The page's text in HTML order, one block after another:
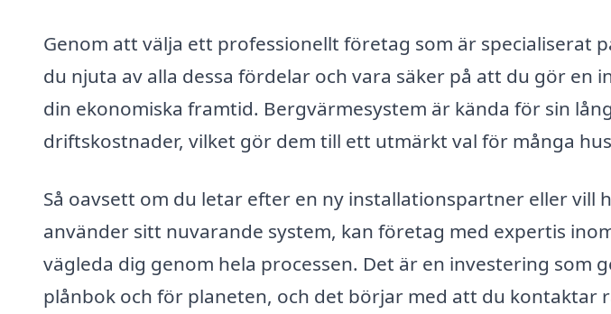
Genom att välja ett professionellt företag som är specialiserat
du njuta av alla dessa fördelar och vara säker på att du gör en
din ekonomiska framtid. Bergvärmesystem är kända för sin
driftskostnader, vilket gör dem till ett utmärkt val för många
Så oavsett om du letar efter en ny installationspartner eller vill
använder sitt nuvarande system, kan företag med expertis
vägleda dig genom hela processen. Det är en investering som
plånbok och för planeten, och det börjar med att du kontaktar